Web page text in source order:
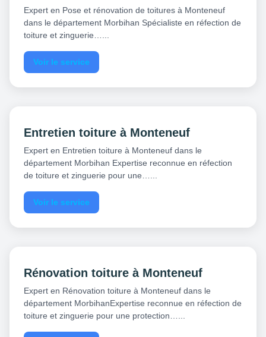
Expert en Pose et rénovation de toitures à Monteneuf
dans le département Morbihan Spécialiste en réfection de
toiture et zinguerie…...
Voir le service
Entretien toiture à Monteneuf
Expert en Entretien toiture à Monteneuf dans le
département Morbihan Expertise reconnue en réfection
de toiture et zinguerie pour une…...
Voir le service
Rénovation toiture à Monteneuf
Expert en Rénovation toiture à Monteneuf dans le
département MorbihanExpertise reconnue en réfection de
toiture et zinguerie pour une protection…...